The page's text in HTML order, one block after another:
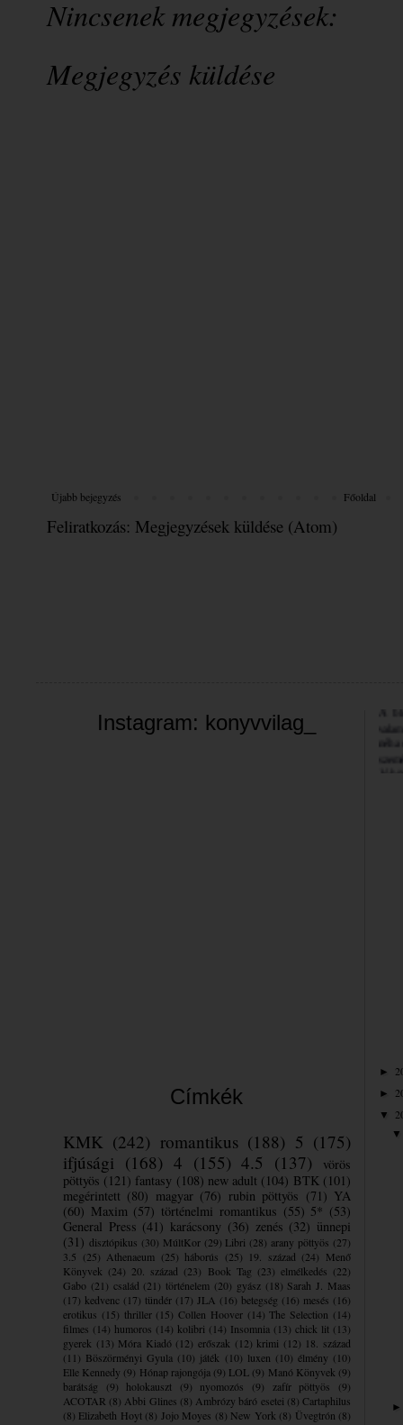
Nincsenek megjegyzések:
Megjegyzés küldése
Újabb bejegyzés Főoldal
Feliratkozás: Megjegyzések küldése (Atom)
Instagram: konyvvilag_
Címkék
KMK (242) romantikus (188) 5 (175)
ifjúsági (168) 4 (155) 4.5 (137)
vörös
pöttyös (121) fantasy (108) new adult (104) BTK (101)
megérintett (80) magyar (76) rubin pöttyös (71) YA
(60) Maxim (57) történelmi romantikus (55) 5* (53)
General Press (41) karácsony (36) zenés (32) ünnepi
(31) disztópikus (30) MúltKor (29) Libri (28) arany pöttyös (27)
3.5 (25) Athenaeum (25) háborús (25) 19. század (24) Menő
Könyvek (24) 20. század (23) Book Tag (23) elmélkedés (22)
Gabo (21) család (21) történelem (20) gyász (18) Sarah J. Maas
(17) kedvenc (17) tündér (17) JLA (16) betegség (16) mesés (16)
erotikus (15) thriller (15) Collen Hoover (14) The Selection (14)
filmes (14) humoros (14) kolibri (14) Insomnia (13) chick lit (13)
gyerek (13) Móra Kiadó (12) erőszak (12) krimi (12) 18. század
(11) Böszörményi Gyula (10) játék (10) luxen (10) élmény (10)
Elle Kennedy (9) Hónap rajongója (9) LOL (9) Manó Könyvek (9)
barátság
(9) holokauszt (9) nyomozós (9) zafír pöttyös
(9)
ACOTAR (8) Abbi Glines (8) Ambrózy báró esetei (8) Cartaphilus
(8) Elizabeth Hoyt (8) Jojo Moyes (8) New York (8) Üvegtrón (8)
Jó
►
►
▼